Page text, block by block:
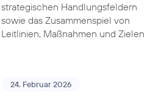
strategischen Handlungsfeldern
sowie das Zusammenspiel von
Leitlinien, Maßnahmen und Zielen
24. Februar 2026